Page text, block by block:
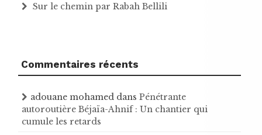
Sur le chemin par Rabah Bellili
Commentaires récents
adouane mohamed dans Pénétrante
autoroutière Béjaïa-Ahnif : Un chantier qui
cumule les retards